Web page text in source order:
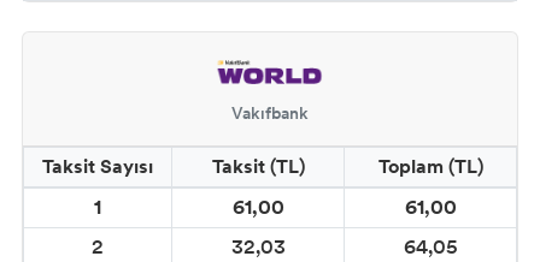
Vakıfbank
Taksit Sayısı Taksit (TL)
Toplam (TL)
1
61,00
61,00
2
32,03
64,05
CADENCE MIKNATIS BOYASI
CADENCE KARATAHTA BOYALAR
CADENCE GLOW İN DARK (KARANLIKTA
PARLAYAN BOYA)